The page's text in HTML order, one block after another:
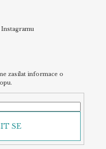
Instagramu
zasílat informace o
SE